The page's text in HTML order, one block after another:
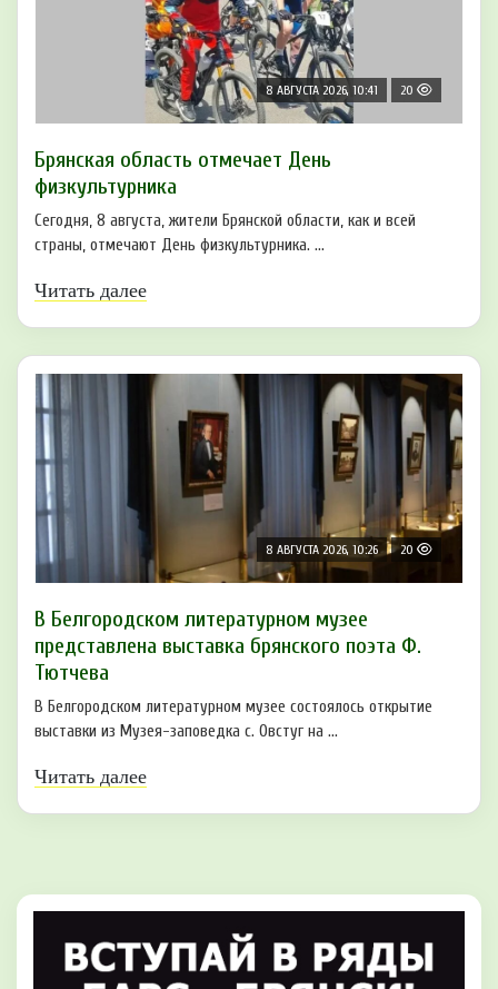
8 АВГУСТА 2026, 10:41 20
Брянская область отмечает День
физкультурника
Сегодня, 8 августа, жители Брянской области, как и всей
страны, отмечают День физкультурника. ...
Читать далее
8 АВГУСТА 2026, 10:26 20
В Белгородском литературном музее
представлена выставка брянского поэта Ф.
Тютчева
В Белгородском литературном музее состоялось открытие
выставки из Музея-заповедка с. Овстуг на ...
Читать далее